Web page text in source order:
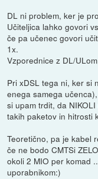
DL ni problem, ker je
Učiteljica lahko govori
če pa učenec govori
1x.
Vzporednice z DL/
Pri xDSL tega ni, ker si
enega samega
si upam trdit, da
takih paketov in hitrosti
Teoretično, pa je kabel
če ne bodo CMTSi
okoli 2 MIO per komad
uporabnikom:)